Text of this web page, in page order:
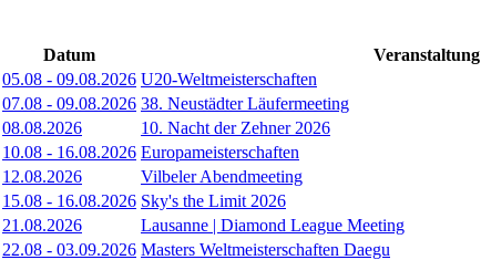
Datum
Veranstaltung
05.08 - 09.08.2026 U20-Weltmeisterschaften
07.08 - 09.08.2026 38. Neustädter Läufermeeting
08.08.2026
10. Nacht der Zehner 2026
10.08 - 16.08.2026 Europameisterschaften
12.08.2026
Vilbeler Abendmeeting
15.08 - 16.08.2026 Sky's the Limit 2026
21.08.2026
Lausanne | Diamond League Meeting
22.08 - 03.09.2026 Masters Weltmeisterschaften Daegu